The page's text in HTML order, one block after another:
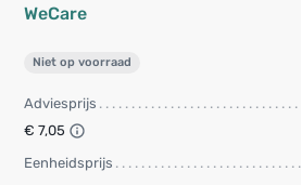
WeCare
Niet op voorraad
Adviesprijs
€ 7,05
Eenheidsprijs